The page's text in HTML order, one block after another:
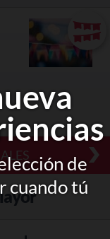
de
cuando tú